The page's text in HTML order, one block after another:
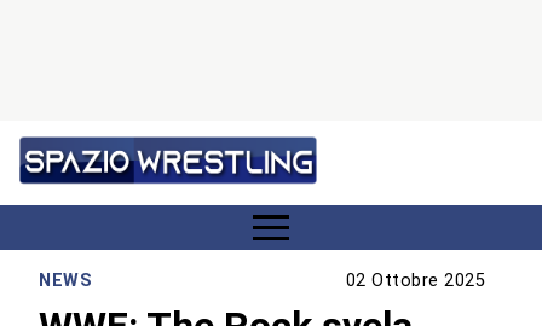
NEWS 02 Ottobre 2025